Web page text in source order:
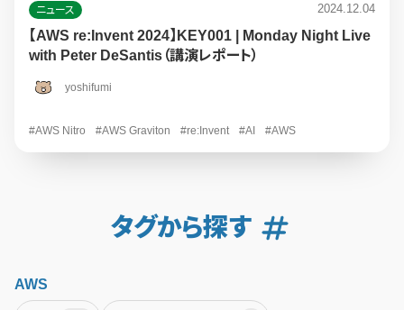
ニュース 2024.12.04
【AWS re:Invent 2024】KEY001 | Monday Night Live
with Peter DeSantis（講演レポート）
yoshifumi
#AWS Nitro #AWS Graviton #re:Invent #AI #AWS
タグから探す
AWS